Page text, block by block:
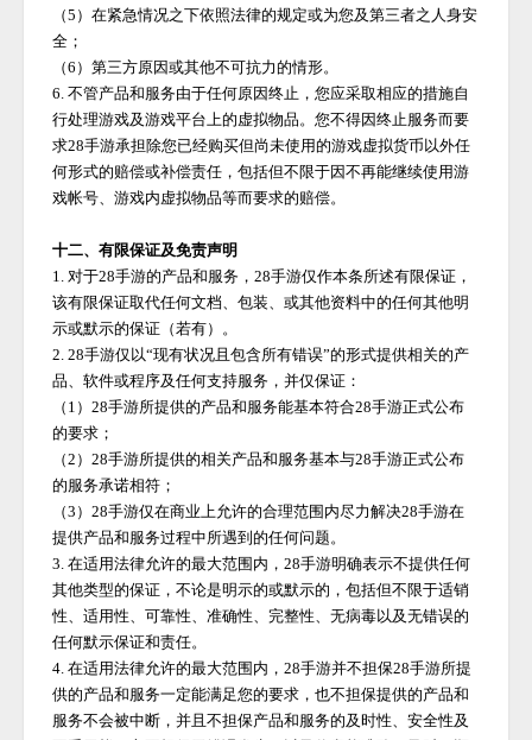
（5）在紧急情况之下依照法律的规定或为您及第三者之人身安
全；
（6）第三方原因或其他不可抗力的情形。
6. 不管产品和服务由于任何原因终止，您应采取相应的措施自
行处理游戏及游戏平台上的虚拟物品。您不得因终止服务而要
求28手游承担除您已经购买但尚未使用的游戏虚拟货币以外任
何形式的赔偿或补偿责任，包括但不限于因不再能继续使用游
戏帐号、游戏内虚拟物品等而要求的赔偿。
十二、有限保证及免责声明
1. 对于28手游的产品和服务，28手游仅作本条所述有限保证，
该有限保证取代任何文档、包装、或其他资料中的任何其他明
示或默示的保证（若有）。
2.28手游仅以“现有状况且包含所有错误”的形式提供相关的产
品、软件或程序及任何支持服务，并仅保证：
（ 1）28手游所提供的产品和服务能基本符合28手游正式公布
的要求；
（2）28手游所提供的相关产品和服务基本与28手游正式公布
的服务承诺相符；
（3）28手游仅在商业上允许的合理范围内尽力解决28手游在
提供产品和服务过程中所遇到的任何问题。
3. 在适用法律允许的最大范围内，28手游明确表示不提供任何
其他类型的保证，不论是明示的或默示的，包括但不限于适销
性、适用性、可靠性、准确性、完整性、无病毒以及无错误的
任何默示保证和责任。
4. 在适用法律允许的最大范围内，28手游并不担保28手游所提
供的产品和服务一定能满足您的要求，也不担保提供的产品和
服务不会被中断，并且不担保产品和服务的及时性、安全性及